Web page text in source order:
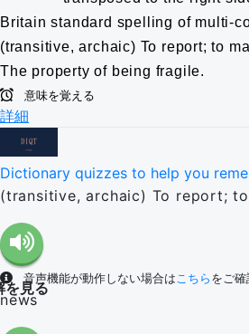
Britain standard spelling of multi-
(transitive, archaic) To report; to
The property of being fragile.
意味を覚える
詳細
Dictionary quizzes to help you
(transitive, archaic) To report;
音声機能が動作しない場合はこちら をご
を見る
news